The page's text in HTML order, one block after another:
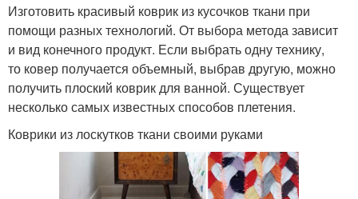
Изготовить красивый коврик из кусочков ткани при
помощи разных технологий. От выбора метода зависит
и вид конечного продукт. Если выбрать одну технику,
то ковер получается объемный, выбрав другую, можно
получить плоский коврик для ванной. Существует
несколько самых известных способов плетения.
Коврики из лоскутков ткани своими руками